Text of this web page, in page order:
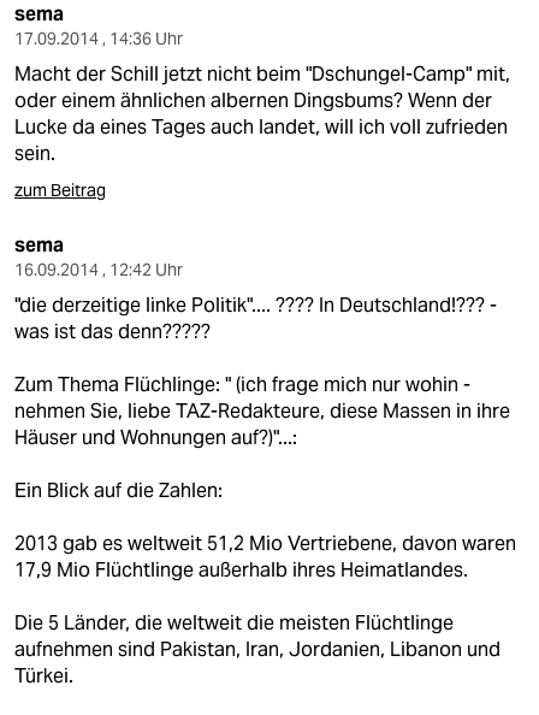
sema
17.09.2014 , 14:36 Uhr
Macht der Schill jetzt nicht beim "Dschungel-Camp" mit,
oder einem ähnlichen albernen Dingsbums? Wenn der
Lucke da eines Tages auch landet, will ich voll zufrieden
sein.
zum Beitrag
sema
16.09.2014 , 12:42 Uhr
"die derzeitige linke Politik".... ???? In Deutschland!??? -
was ist das denn?????
Zum Thema Flüchlinge: " (ich frage mich nur wohin -
nehmen Sie, liebe TAZ-Redakteure, diese Massen in ihre
Häuser und Wohnungen auf?)"...:
Ein Blick auf die Zahlen:
2013 gab es weltweit 51,2 Mio Vertriebene, davon waren
17,9 Mio Flüchtlinge außerhalb ihres Heimatlandes.
Die 5 Länder, die weltweit die meisten Flüchtlinge
aufnehmen sind Pakistan, Iran, Jordanien, Libanon und
Türkei.